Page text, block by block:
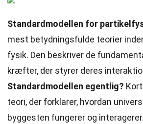
Standardmodellen for
mest betydningsfulde teorier
fysik. Den beskriver de
kræfter, der styrer deres
Standardmodellen egentlig?
teori, der forklarer, hvordan
byggesten fungerer og